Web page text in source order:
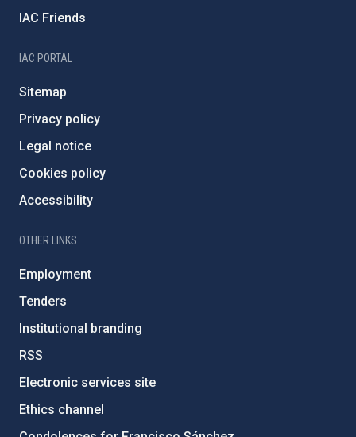
IAC Friends
IAC PORTAL
Sitemap
Privacy policy
Legal notice
Cookies policy
Accessibility
OTHER LINKS
Employment
Tenders
Institutional branding
RSS
Electronic services site
Ethics channel